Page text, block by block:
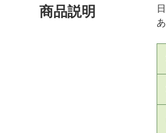
商品説明